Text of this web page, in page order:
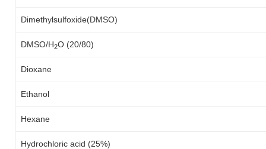
Dimethylsulfoxide(DMSO)
DMSO/H2O (20/80)
Dioxane
Ethanol
Hexane
Hydrochloric acid (25%)